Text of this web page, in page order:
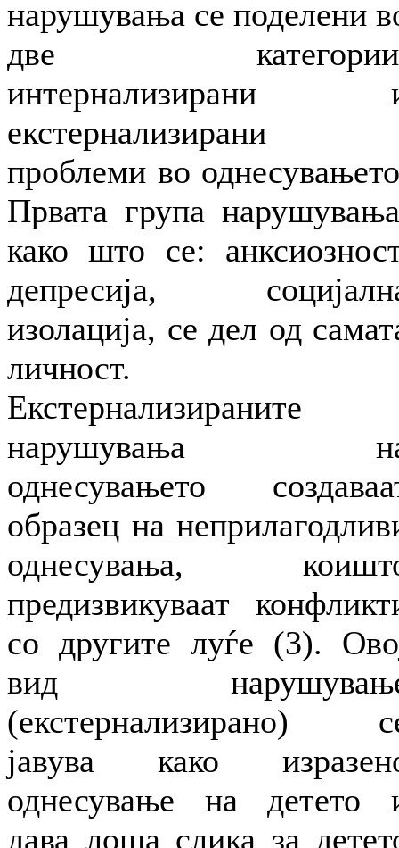
нарушувања се поделени
две
интернализирани
екстернализирани
проблеми во
Првата група
како што се:
депресија,
изолација, се дел од
личност.
Екстернализираните
нарушувања
однесувањето
образец на
однесувања,
предизвикуваат
со другите луѓе (3).
вид
(екстернализирано)
јавува како
однесување на детето
дава лоша слика за